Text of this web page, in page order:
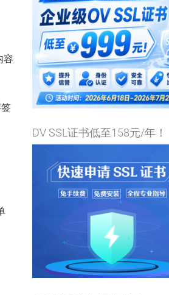
容
DV SSL证书低至158元/年！